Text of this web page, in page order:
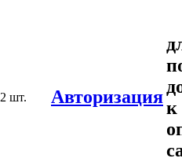
2 шт. Авторизация
к